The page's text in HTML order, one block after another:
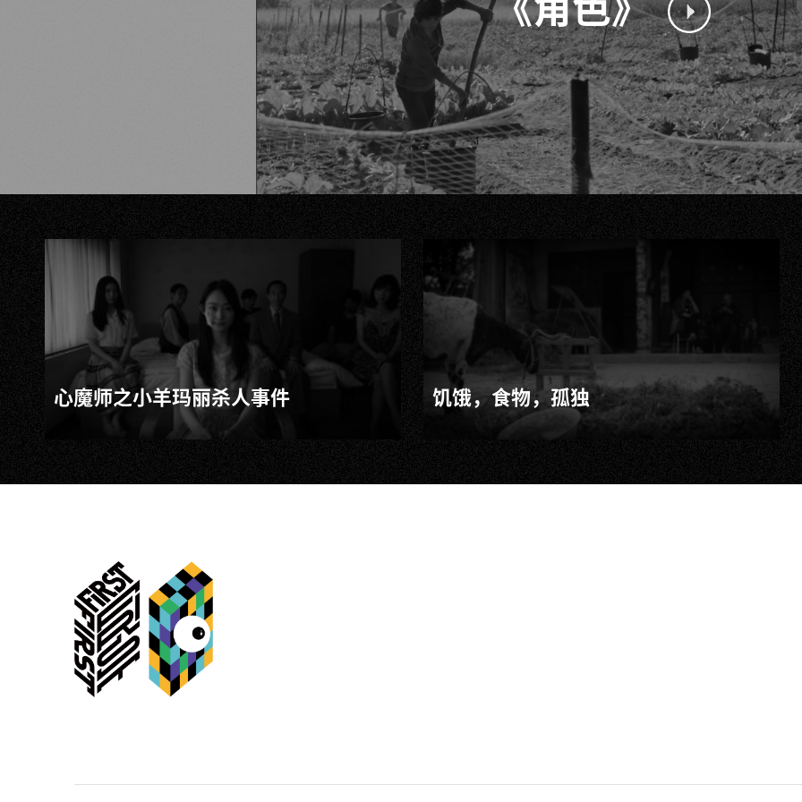
心魔师之小羊玛丽杀人事件 饥饿，食物，孤独